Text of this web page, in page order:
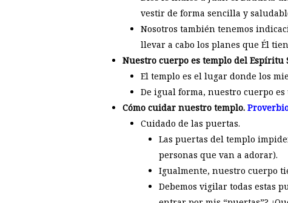
vestir de forma sencilla y
Nosotros también tenemos
llevar a cabo los planes que Él
Nuestro cuerpo es templo del Espíritu
El templo es el lugar donde los
De igual forma, nuestro cuerpo
Cómo cuidar nuestro templo.
Cuidado de las puertas.
Las puertas del templo
personas que van a adorar).
Igualmente, nuestro cuerpo
Debemos vigilar todas estas